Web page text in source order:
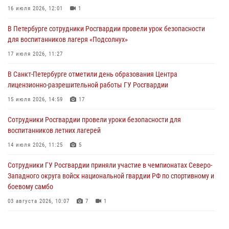
06 августа 2026, 11:36
Сотрудники и военнослужащие Росгвардии обеспечили
правопорядок при проведении матча "Зенит" - "Балтика"
06 августа 2026, 07:30
В Выборгском районе наряд Росгвардии обнаружил
разыскиваемый преступный автотранспорт
05 августа 2026, 12:25 2
Петербургские росгвардейцы обнаружили объявленный в розыск
автомобиль, ранее использовавшийся при совершении кражи в
Ленобласти
16 июля 2026, 12:01 1
В Петербурге сотрудники Росгвардии провели урок безопасности
для воспитанников лагеря «Подсолнух»
17 июля 2026, 11:27
В Санкт-Петербурге отметили день образования Центра
лицензионно-разрешительной работы ГУ Росгвардии
15 июля 2026, 14:59 17
Сотрудники Росгвардии провели уроки безопасности для
воспитанников летних лагерей
14 июля 2026, 11:25 5
Сотрудники ГУ Росгвардии приняли участие в чемпионатах Северо-
Западного округа войск национальной гвардии РФ по спортивному и
боевому самбо
03 августа 2026, 10:07 7 1